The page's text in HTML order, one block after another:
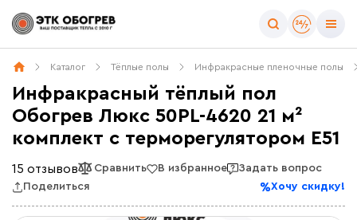
Каталог Тёплые полы Инфракрасные пленочные полы
Инфракрасный тёплый пол
Обогрев Люкс 50PL-4620 21 м²
комплект c терморегулятором E51
15 отзывов Сравнить В избранное
Задать вопрос
Поделиться
Хочу скидку!